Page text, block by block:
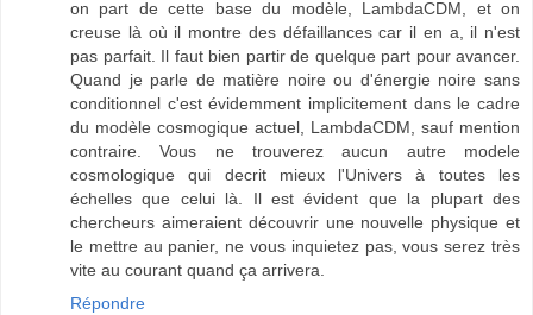
on part de cette base du modèle, LambdaCDM, et on
creuse là où il montre des défaillances car il en a, il n'est
pas parfait. Il faut bien partir de quelque part pour avancer.
Quand je parle de matière noire ou d'énergie noire sans
conditionnel c'est évidemment implicitement dans le cadre
du modèle cosmogique actuel, LambdaCDM, sauf mention
contraire. Vous ne trouverez aucun autre modele
cosmologique qui decrit mieux l'Univers à toutes les
échelles que celui là. Il est évident que la plupart des
chercheurs aimeraient découvrir une nouvelle physique et
le mettre au panier, ne vous inquietez pas, vous serez très
vite au courant quand ça arrivera.
Répondre